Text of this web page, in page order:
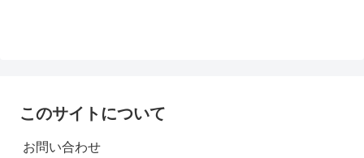
このサイトについて
お問い合わせ